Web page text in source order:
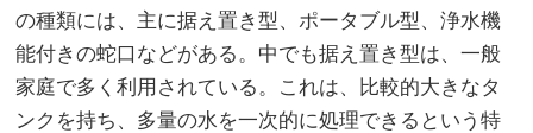
の種類には、主に据え置き型、ポータブル型、浄水機
能付きの蛇口などがある。中でも据え置き型は、一般
家庭で多く利用されている。これは、比較的大きなタ
ンクを持ち、多量の水を一次的に処理できるという特